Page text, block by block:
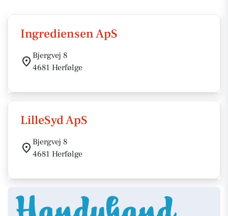
Ingrediensen ApS
Bjergvej 8
4681 Herfølge
LilleSyd ApS
Bjergvej 8
4681 Herfølge